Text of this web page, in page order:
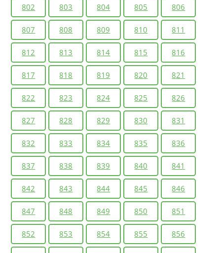
802 803 804 805 806
807 808 809 810 811
812 813 814 815 816
817 818 819 820 821
822 823 824 825 826
827 828 829 830 831
832 833 834 835 836
837 838 839 840 841
842 843 844 845 846
847 848 849 850 851
852 853 854 855 856